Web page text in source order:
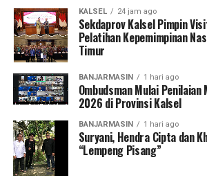
KALSEL 24 jam ago
Sekdaprov Kalsel Pimpin
Pelatihan Kepemimpinan
Timur
BANJARMASIN 1 hari ago
Ombudsman Mulai
2026 di Provinsi Kalsel
BANJARMASIN 1 hari ago
Suryani, Hendra Cipta dan
“Lempeng Pisang”